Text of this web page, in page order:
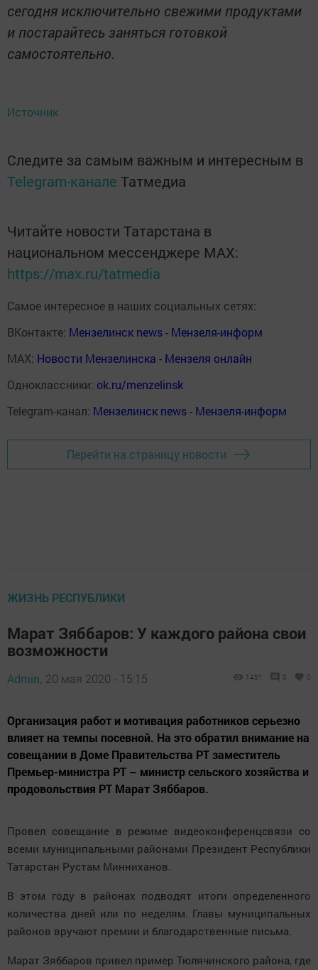
сегодня исключительно свежими продуктами
и постарайтесь заняться готовкой
самостоятельно.
Источник
Следите за самым важным и интересным в
Telegram-канале Татмедиа
Читайте новости Татарстана в
национальном мессенджере MАХ:
https://max.ru/tatmedia
Самое интересное в наших социальных сетях:
ВКонтакте: Мензелинск news - Мензеля-информ
MAX: Новости Мензелинска - Мензеля онлайн
Одноклассники: ok.ru/menzelinsk
Telegram-канал: Мензелинск news - Мензеля-информ
Перейти на страницу новости
ЖИЗНЬ РЕСПУБЛИКИ
Марат Зяббаров: У каждого района свои
возможности
Admin, 20 мая 2020 - 15:15 1451 0 0
Организация работ и мотивация работников серьезно
влияет на темпы посевной. На это обратил внимание на
совещании в Доме Правительства РТ заместитель
Премьер-министра РТ – министр сельского хозяйства и
продовольствия РТ Марат Зяббаров.
Провел совещание в режиме видеоконференцсвязи со
всеми муниципальными районами Президент Республики
Татарстан Рустам Минниханов.
В этом году в районах подводят итоги определенного
количества дней или по неделям. Главы муниципальных
районов вручают премии и благодарственные письма.
Марат Зяббаров привел пример Тюлячинского района, где